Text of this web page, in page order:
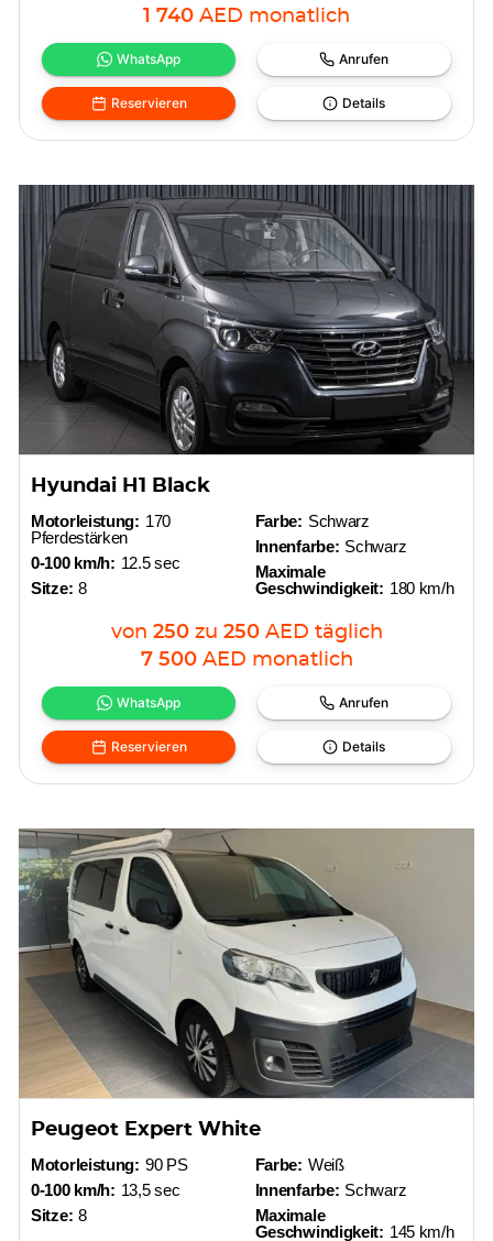
1 740 AED monatlich
WhatsApp Anrufen
Reservieren Details
Hyundai H1 Black
Motorleistung: 170
Pferdestärken
0-100 km/h: 12.5 sec
Sitze: 8
Farbe: Schwarz
Innenfarbe: Schwarz
Maximale
Geschwindigkeit: 180 km/h
von 250 zu 250 AED täglich
7 500 AED monatlich
WhatsApp Anrufen
Reservieren Details
Peugeot Expert White
Motorleistung: 90 PS
0-100 km/h: 13,5 sec
Sitze: 8
Farbe: Weiß
Innenfarbe: Schwarz
Maximale
Geschwindigkeit: 145 km/h